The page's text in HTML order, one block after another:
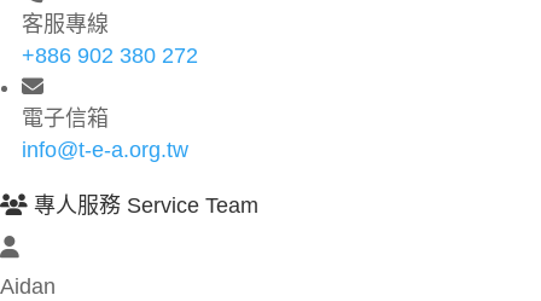
客服專線
+886 902 380 272
電子信箱
info@t-e-a.org.tw
專人服務 Service Team
Aidan